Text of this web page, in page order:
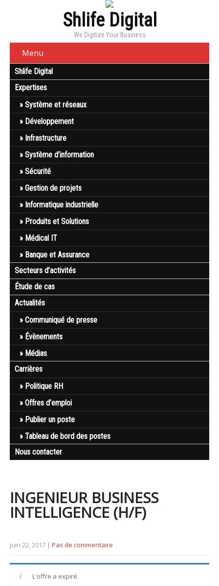
Shlife Digital
We Digitize Your Business
Menu
Shlife Digital
Expertises
Système et réseaux
Développement
Infrastructure
Système d’information
Sécurité
Gestion de projets
Informatique industrielle
Produits et Solutions
Médical IT
Banque et Assurance
Secteurs d’activités
Étude de cas
Actualités
Communiqué de presse
Évènements
Médias
Carrières
Politique RH
Offres d’emploi
Publier un poste
Tableau de bord des postes
Nous contacter
INGENIEUR BUSINESS
INTELLIGENCE (H/F)
juin 22, 2017 | Pas de commentaire
L'offre a expiré.